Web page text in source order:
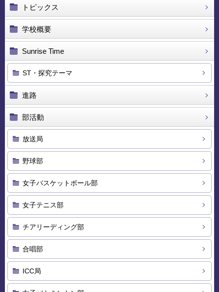
トピックス
学校概要
Sunrise Time
ST・探究テーマ
進路
部活動
放送局
野球部
女子バスケットボール部
女子テニス部
チアリーディング部
合唱部
ICC局